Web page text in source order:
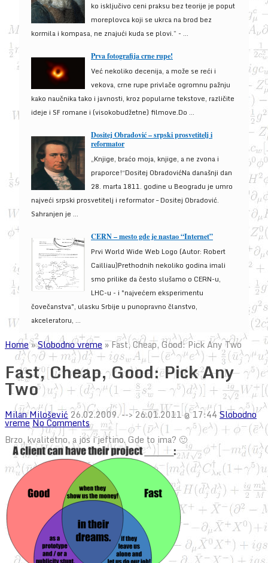
ko isključivo ceni praksu bez teorije je poput
moreplovca koji se ukrca na brod bez
kormila i kompasa, ne znajući kuda se plovi.” - ...
Prva fotografija crne rupe!
Već nekoliko decenija, a može se reći i
vekova, crne rupe privlače ogromnu pažnju
kako naučnika tako i javnosti, kroz popularne tekstove, različite
ideje i SF romane i (visokobudžetne) filmove.Do ...
Dositej Obradović – srpski prosvetitelj i
reformator
„Knjige, braćo moja, knjige, a ne zvona i
praporce!“Dositej ObradovićNa današnji dan
28. marta 1811. godine u Beogradu je umro
najveći srpski prosvetitelj i reformator – Dositej Obradović.
Sahranjen je ...
CERN – mesto gde je nastao “Internet”
Prvi World Wide Web Logo (Autor: Robert
Cailliau)Prethodnih nekoliko godina imali
smo prilike da često slušamo o CERN-u,
LHC-u - i "najvećem eksperimentu
čovečanstva", ulasku Srbije u punopravno članstvo,
akceleratoru, ...
Home»Slobodno vreme »Fast, Cheap, Good: Pick Any Two
Fast, Cheap, Good: Pick Any
Two
Milan Milošević 26.02.2009. --> 26.01.2011 @ 17:44 Slobodno
vremeNo Comments
Brzo, kvalitetno, a jos i jeftino. Gde to ima? 🙂